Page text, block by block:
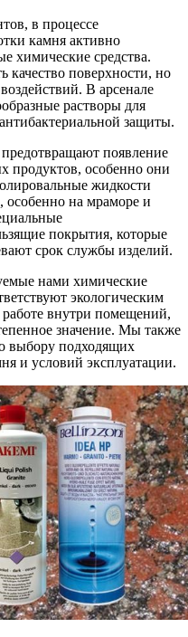
в процессе
камня активно
химические средства.
поверхности, но
В арсенале
растворы для
защиты.
появление
продуктов, особенно они
жидкости
особенно на мраморе и
покрытия, которые
срок службы изделий.
нами химические
экологическим
внутри помещений,
значение. Мы также
выбору подходящих
и условий эксплуатации.